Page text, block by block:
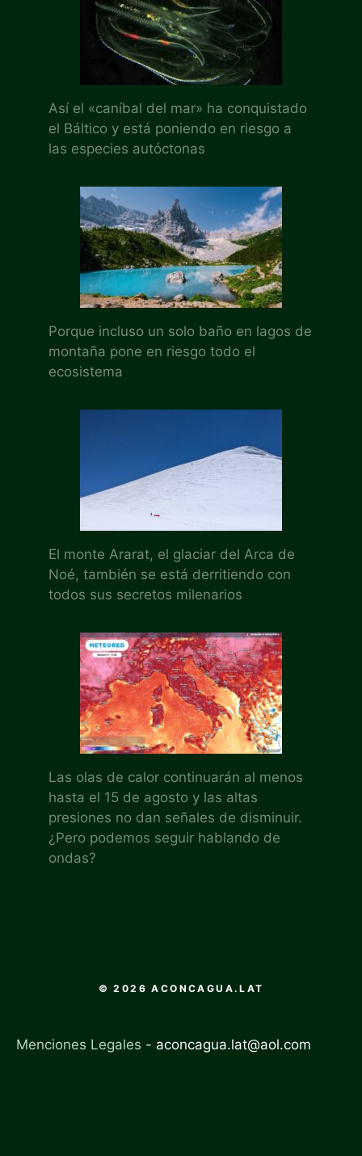
Así el «caníbal del mar» ha conquistado
el Báltico y está poniendo en riesgo a
las especies autóctonas
Porque incluso un solo baño en lagos de
montaña pone en riesgo todo el
ecosistema
El monte Ararat, el glaciar del Arca de
Noé, también se está derritiendo con
todos sus secretos milenarios
Las olas de calor continuarán al menos
hasta el 15 de agosto y las altas
presiones no dan señales de disminuir.
¿Pero podemos seguir hablando de
ondas?
© 2026 ACONCAGUA.LAT
Menciones Legales - aconcagua.lat@aol.com